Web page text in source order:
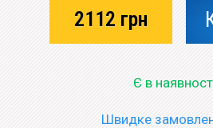
2112 грн
Є в
Швидке